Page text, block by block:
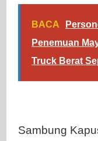
BACA
Penemuan
Truck Berat
Sambung